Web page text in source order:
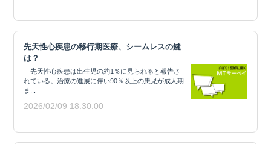
先天性心疾患の移行期医療、シームレスの鍵
は？
先天性心疾患は出生児の約1％に見られると報告さ
れている。治療の進展に伴い90％以上の患児が成人期
ま...
2026/02/09 18:30:00